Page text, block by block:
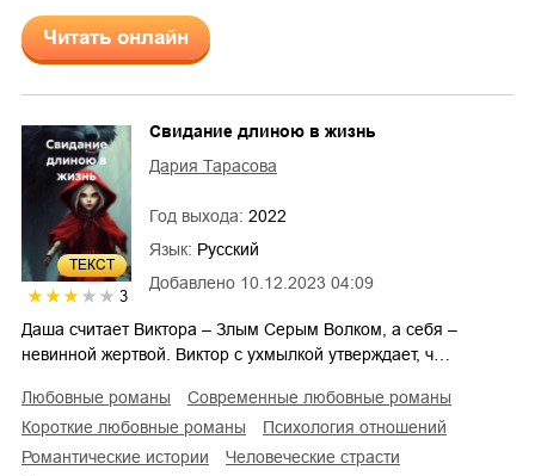
Читать онлайн
ТЕКСТ
3
Добавлено 10.12.2023 04:09
Свидание длиною в жизнь
Дария Тарасова
Год выхода: 2022
Язык: Русский
Даша считает Виктора – Злым Серым Волком, а себя –
невинной жертвой. Виктор с ухмылкой утверждает, ч…
любовные романы
современные любовные романы
короткие любовные романы
психология отношений
романтические истории
человеческие страсти